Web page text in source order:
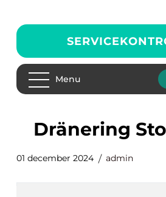
Menu
Dränering
01 december 2024 admin